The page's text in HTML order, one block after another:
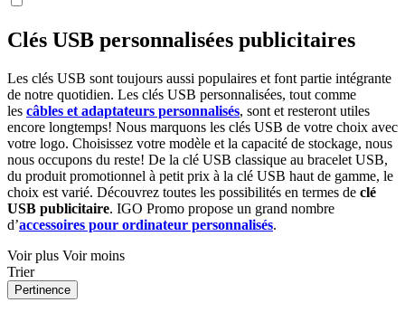
Clés USB personnalisées publicitaires
Les clés USB sont toujours aussi populaires et font partie intégrante
de notre quotidien. Les clés USB personnalisées, tout comme
les câbles et adaptateurs personnalisés, sont et resteront utiles
encore longtemps! Nous marquons les clés USB de votre choix avec
votre logo. Choisissez votre modèle et la capacité de stockage, nous
nous occupons du reste! De la clé USB classique au bracelet USB,
du produit promotionnel à petit prix à la clé USB haut de gamme, le
choix est varié. Découvrez toutes les possibilités en termes de clé
USB publicitaire. IGO Promo propose un grand nombre
d’accessoires pour ordinateur personnalisés.
Voir plus Voir moins
Trier
Pertinence